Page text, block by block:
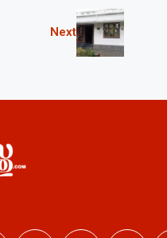
Next